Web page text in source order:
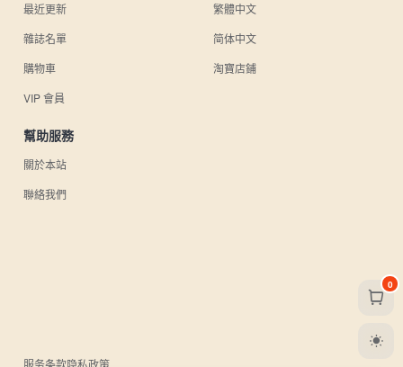
最近更新
雜誌名單
購物車
VIP 會員
繁體中文
简体中文
淘寶店鋪
幫助服務
關於本站
聯絡我們
服务条款隐私政策
0